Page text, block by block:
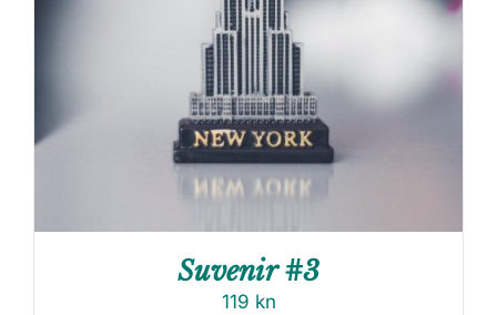
Suvenir #3
119 kn